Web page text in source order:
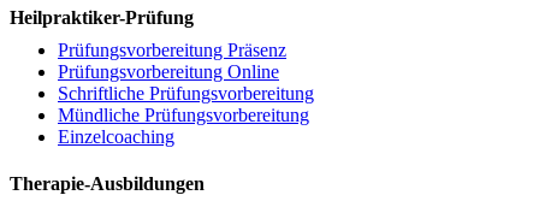
Heilpraktiker-Prüfung
Prüfungsvorbereitung Präsenz
Prüfungsvorbereitung Online
Schriftliche Prüfungsvorbereitung
Mündliche Prüfungsvorbereitung
Einzelcoaching
Therapie-Ausbildungen